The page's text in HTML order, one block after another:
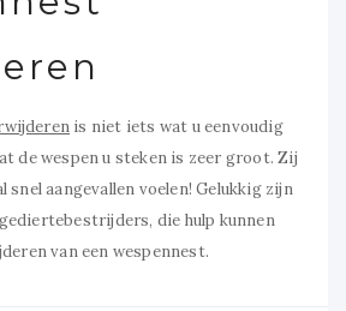
is niet iets wat u eenvoudig
de wespen u steken is zeer groot. Zij
snel aangevallen voelen! Gelukkig zijn
die hulp kunnen
van een wespennest.